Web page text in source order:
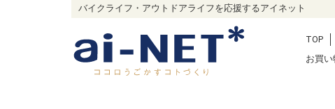
バイクライフ・アウトドアライフを応援するアイネット
TOP
お買